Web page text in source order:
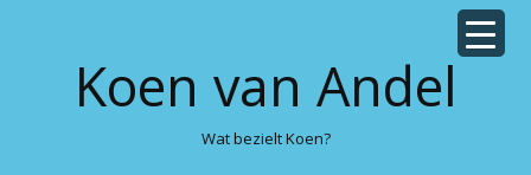
Koen van Andel
Wat bezielt Koen?